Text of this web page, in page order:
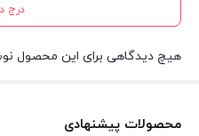
درج
هیچ دیدگاهی برای این محصول
محصولات پیشنهادی